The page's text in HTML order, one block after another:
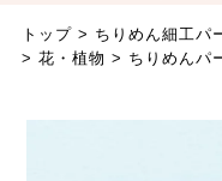
トップ ちりめん細工パ
花・植物
ちりめんパ